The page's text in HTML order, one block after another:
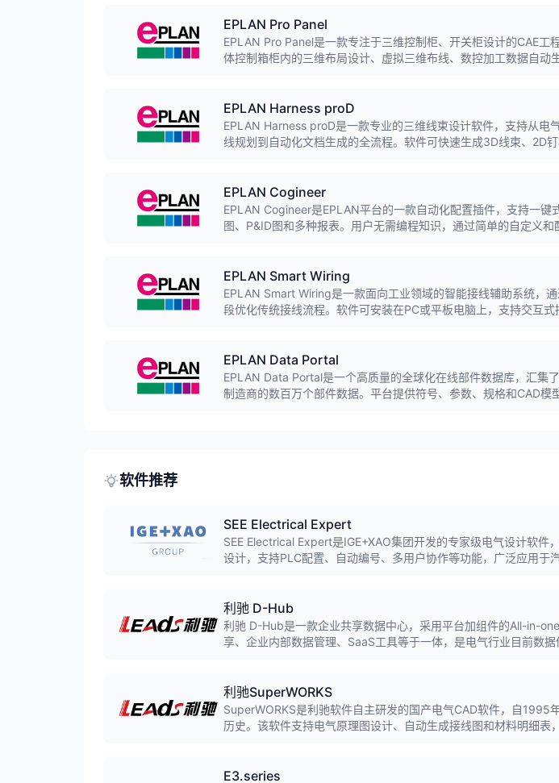
EPLAN Pro Panel
EPLAN Pro Panel是一款专注于三维控制柜、开关柜设计的CAE工
体控制箱柜内的三维布局设计、虚拟三维布线、数控加工数据自动
EPLAN Harness proD
EPLAN Harness proD是一款专业的三维线束设计软件，支持从电
线规划到自动化文档生成的全流程。软件可快速生成3D线束、2D
EPLAN Cogineer
EPLAN Cogineer是EPLAN平台的一款自动化配置插件，支持一键
图、P&ID图和多种报表。用户无需编程知识，通过简单的自定义和
EPLAN Smart Wiring
EPLAN Smart Wiring是一款面向工业领域的智能接线辅助系统，
段优化传统接线流程。软件可安装在PC或平板电脑上，支持交互式
EPLAN Data Portal
EPLAN Data Portal是一个高质量的全球化在线部件数据库，汇集
制造商的数百万个部件数据。平台提供符号、参数、规格和CAD模
软件推荐
SEE Electrical Expert
SEE Electrical Expert是IGE+XAO集团开发的专家级电气设计软件
设计，支持PLC配置、自动编号、多用户协作等功能，广泛应用于
利驰 D-Hub
利驰 D-Hub是一款企业共享数据中心，采用平台加组件的All-in-
享、企业内部数据管理、SaaS工具等于一体，是电气行业目前数据
利驰SuperWORKS
SuperWORKS是利驰软件自主研发的国产电气CAD软件，自1995
历史。该软件支持电气原理图设计、自动生成接线图和材料明细表
E3.series